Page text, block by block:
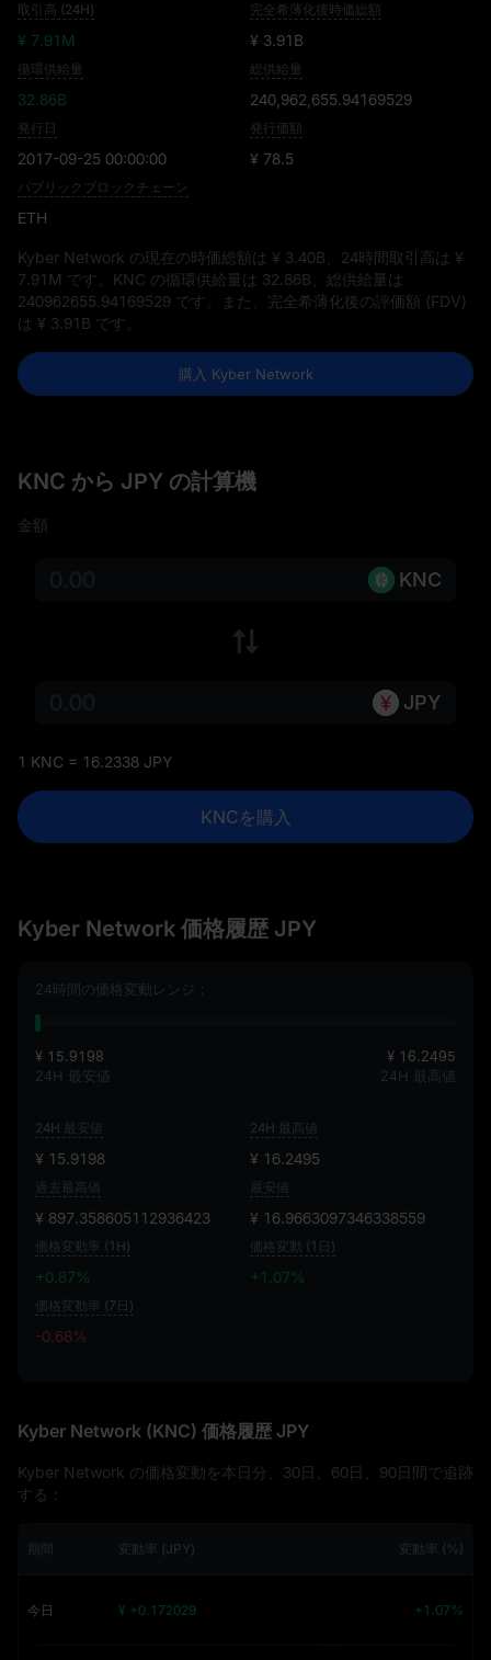
取引高 (24H)
¥ 7.91M
完全希薄化後時価総額
¥ 3.91B
循環供給量
32.86B
総供給量
240,962,655.94169529
発行日
2017-09-25 00:00:00
発行価額
¥ 78.5
パブリックブロックチェーン
ETH
Kyber Network の現在の時価総額は ¥ 3.40B 、24時間取引高は ¥
7.91M です。KNC の循環供給量は 32.86B 、総供給量は
240962655.94169529 です。また、完全希薄化後の評価額 (FDV)
は ¥ 3.91B です。
購入 Kyber Network
KNC から JPY の計算機
金額
KNC
JPY
1 KNC = 16.2338 JPY
KNCを購入
Kyber Network 価格履歴 JPY
24時間の価格変動レンジ：
¥ 15.9198
24H 最安値
¥ 16.2495
24H 最高値
24H 最安値
¥ 15.9198
24H 最高値
¥ 16.2495
過去最高値
¥ 897.358605112936423
最安値
¥ 16.9663097346338559
価格変動率 (1H)
+0.87%
価格変動 (1日)
+1.07%
価格変動率 (7日)
-0.68%
Kyber Network (KNC) 価格履歴 JPY
Kyber Network の価格変動を本日分、30日、60日、90日間で追跡
する：
期間 変動率 (JPY) 変動率 (%)
今日 ¥ +0.172029 +1.07%